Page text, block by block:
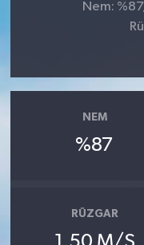
Nem:
NEM
%87
RÜZGAR
YEREL YÖNETİM
MEDYA
ÜÇÜNCÜ SAYFA